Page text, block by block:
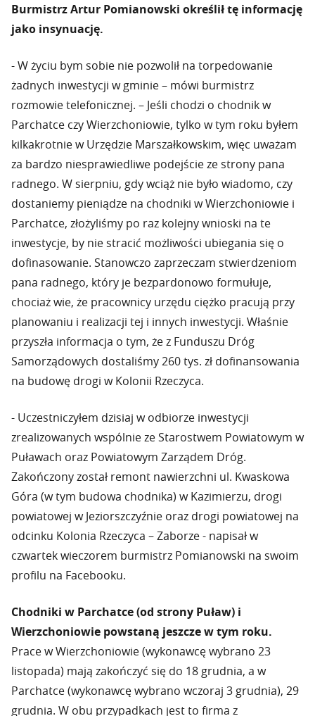
Burmistrz Artur Pomianowski określił tę informację
jako insynuację.
- W życiu bym sobie nie pozwolił na torpedowanie
żadnych inwestycji w gminie – mówi burmistrz
rozmowie telefonicznej. – Jeśli chodzi o chodnik w
Parchatce czy Wierzchoniowie, tylko w tym roku byłem
kilkakrotnie w Urzędzie Marszałkowskim, więc uważam
za bardzo niesprawiedliwe podejście ze strony pana
radnego. W sierpniu, gdy wciąż nie było wiadomo, czy
dostaniemy pieniądze na chodniki w Wierzchoniowie i
Parchatce, złożyliśmy po raz kolejny wnioski na te
inwestycje, by nie stracić możliwości ubiegania się o
dofinasowanie. Stanowczo zaprzeczam stwierdzeniom
pana radnego, który je bezpardonowo formułuje,
chociaż wie, że pracownicy urzędu ciężko pracują przy
planowaniu i realizacji tej i innych inwestycji. Właśnie
przyszła informacja o tym, że z Funduszu Dróg
Samorządowych dostaliśmy 260 tys. zł dofinansowania
na budowę drogi w Kolonii Rzeczyca.
- Uczestniczyłem dzisiaj w odbiorze inwestycji
zrealizowanych wspólnie ze Starostwem Powiatowym w
Puławach oraz Powiatowym Zarządem Dróg.
Zakończony został remont nawierzchni ul. Kwaskowa
Góra (w tym budowa chodnika) w Kazimierzu, drogi
powiatowej w Jeziorszczyźnie oraz drogi powiatowej na
odcinku Kolonia Rzeczyca – Zaborze - napisał w
czwartek wieczorem burmistrz Pomianowski na swoim
profilu na Facebooku.
Chodniki w Parchatce (od strony Puław) i
Wierzchoniowie powstaną jeszcze w tym roku.
Prace w Wierzchoniowie (wykonawcę wybrano 23
listopada) mają zakończyć się do 18 grudnia, a w
Parchatce (wykonawcę wybrano wczoraj 3 grudnia), 29
grudnia. W obu przypadkach jest to firma z